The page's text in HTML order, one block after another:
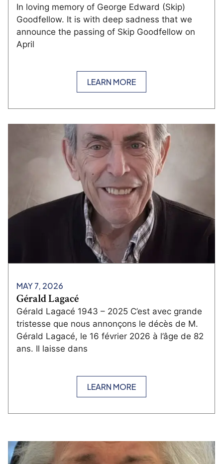
In loving memory of George Edward (Skip)
Goodfellow. It is with deep sadness that we
announce the passing of Skip Goodfellow on
April
LEARN MORE
MAY 7, 2026
Gérald Lagacé
Gérald Lagacé 1943 – 2025 C’est avec grande
tristesse que nous annonçons le décès de M.
Gérald Lagacé, le 16 février 2026 à l’âge de 82
ans. Il laisse dans
LEARN MORE